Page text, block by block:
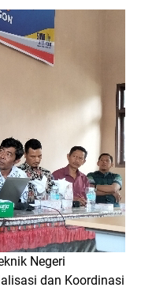
Negeri
dan Koordinasi